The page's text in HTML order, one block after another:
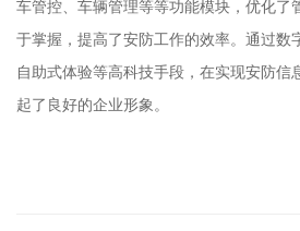
车管控、车辆管理等等功能模块，优化了
于掌握，提高了安防工作的效率。通过数
自助式体验等高科技手段，在实现安防信
起了良好的企业形象。